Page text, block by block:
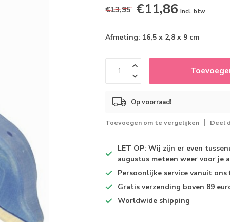
€13,95 €11,86 Incl. btw
Afmeting: 16,5 x 2,8 x 9 cm
Op voorraad!
Toevoegen om te vergelijken Deel
LET OP: Wij zijn er even
augustus meteen weer voor je
Persoonlijke service vanuit ons
Gratis verzending boven 89
Worldwide shipping